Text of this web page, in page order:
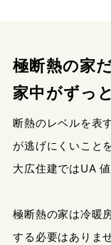
極断熱の家
家中がずっ
断熱のレベルを表
が逃げにくいこと
大広住建ではUA
極断熱の家は冷暖
する必要はありま